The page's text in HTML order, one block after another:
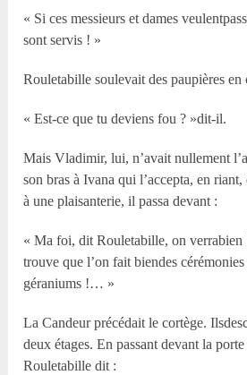
« Si ces messieurs et dames
sont servis ! »
Rouletabille soulevait des paupières en
« Est-ce que tu deviens fou ? »dit-il.
Mais Vladimir, lui, n’avait nullement
son bras à Ivana qui l’accepta, en
à une plaisanterie, il passa devant :
« Ma foi, dit Rouletabille, on
trouve que l’on fait biendes
géraniums !… »
La Candeur précédait le cortège.
deux étages. En passant devant la
Rouletabille dit :